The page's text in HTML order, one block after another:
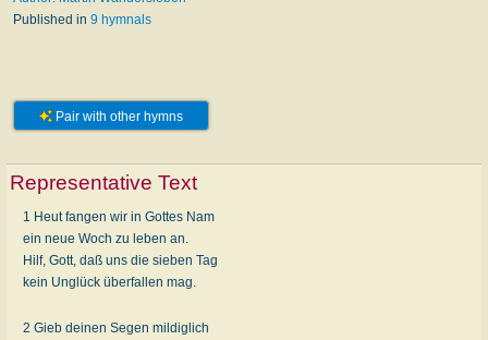
Published in 9 hymnals
Pair with other hymns
Representative Text
1 Heut fangen wir in Gottes Nam
ein neue Woch zu leben an.
Hilf, Gott, daß uns die sieben Tag
kein Unglück überfallen mag.
2 Gieb deinen Segen mildiglich